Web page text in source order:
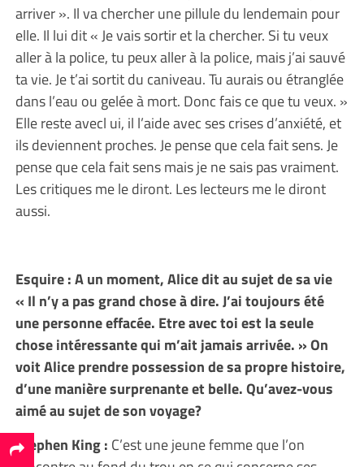
arriver ». Il va chercher une pillule du lendemain pour
elle. Il lui dit « Je vais sortir et la chercher. Si tu veux
aller à la police, tu peux aller à la police, mais j’ai sauvé
ta vie. Je t’ai sortit du caniveau. Tu aurais ou étranglée
dans l’eau ou gelée à mort. Donc fais ce que tu veux. »
Elle reste avecl ui, il l’aide avec ses crises d’anxiété, et
ils deviennent proches. Je pense que cela fait sens. Je
pense que cela fait sens mais je ne sais pas vraiment.
Les critiques me le diront. Les lecteurs me le diront
aussi.
Esquire : A un moment, Alice dit au sujet de sa vie
« Il n’y a pas grand chose à dire. J’ai toujours été
une personne effacée. Etre avec toi est la seule
chose intéressante qui m’ait jamais arrivée. » On
voit Alice prendre possession de sa propre histoire,
d’une manière surprenante et belle. Qu’avez-vous
aimé au sujet de son voyage?
Stephen King : C’est une jeune femme que l’on